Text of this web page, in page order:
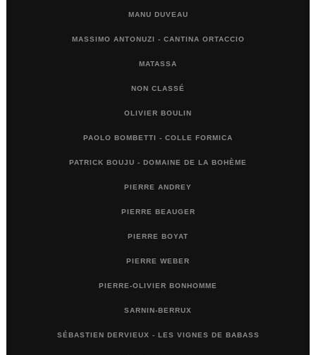
MANU DUVEAU
MASSIMO ANTONUZI - CANTINA ORTACCIO
MATASSA
NON CLASSÉ
OLIVIER BOULIN
PAOLO BOMBETTI - COLLE FORMICA
PATRICK BOUJU - DOMAINE DE LA BOHÈME
PIERRE ANDREY
PIERRE BEAUGER
PIERRE BOYAT
PIERRE WEBER
PIERRE-OLIVIER BONHOMME
SARNIN-BERRUX
SÉBASTIEN DERVIEUX - LES VIGNES DE BABASS